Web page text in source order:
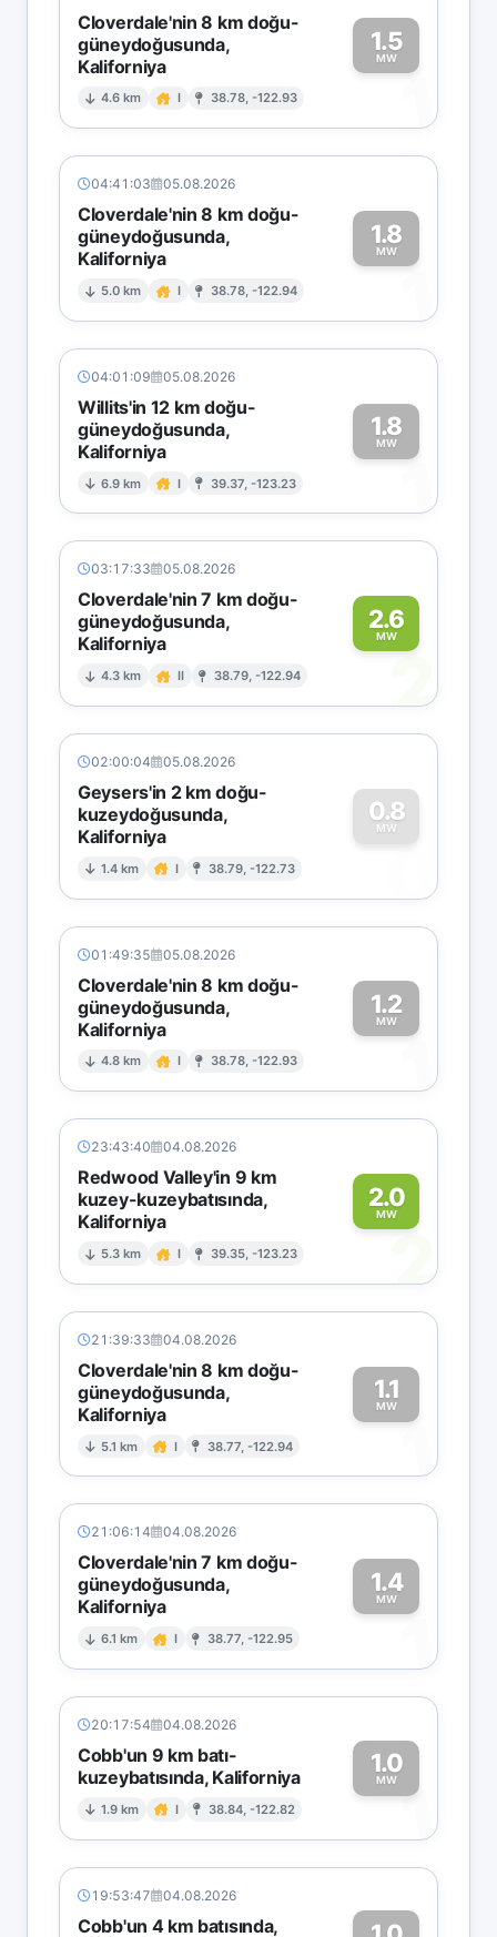
Cloverdale'nin 8 km doğu-
güneydoğusunda,
Kaliforniya
4.6 km I 38.78, -122.93
1.5
MW
1
04:41:03 05.08.2026
Cloverdale'nin 8 km doğu-
güneydoğusunda,
Kaliforniya
5.0 km I 38.78, -122.94
1.8
MW
1
04:01:09 05.08.2026
Willits'in 12 km doğu-
güneydoğusunda,
Kaliforniya
6.9 km I 39.37, -123.23
1.8
MW
1
03:17:33 05.08.2026
Cloverdale'nin 7 km doğu-
güneydoğusunda,
Kaliforniya
4.3 km II 38.79, -122.94
2.6
MW
2
02:00:04 05.08.2026
Geysers'in 2 km doğu-
kuzeydoğusunda,
Kaliforniya
1.4 km I 38.79, -122.73
0.8
MW
0
01:49:35 05.08.2026
Cloverdale'nin 8 km doğu-
güneydoğusunda,
Kaliforniya
4.8 km I 38.78, -122.93
1.2
MW
1
23:43:40 04.08.2026
Redwood Valley'in 9 km
kuzey-kuzeybatısında,
Kaliforniya
5.3 km I 39.35, -123.23
2.0
MW
2
21:39:33 04.08.2026
Cloverdale'nin 8 km doğu-
güneydoğusunda,
Kaliforniya
5.1 km I 38.77, -122.94
1.1
MW
1
21:06:14 04.08.2026
Cloverdale'nin 7 km doğu-
güneydoğusunda,
Kaliforniya
6.1 km I 38.77, -122.95
1.4
MW
1
20:17:54 04.08.2026
Cobb'un 9 km batı-
kuzeybatısında, Kaliforniya
1.9 km I 38.84, -122.82
1.0
MW1
19:53:47 04.08.2026
Cobb'un 4 km batısında,